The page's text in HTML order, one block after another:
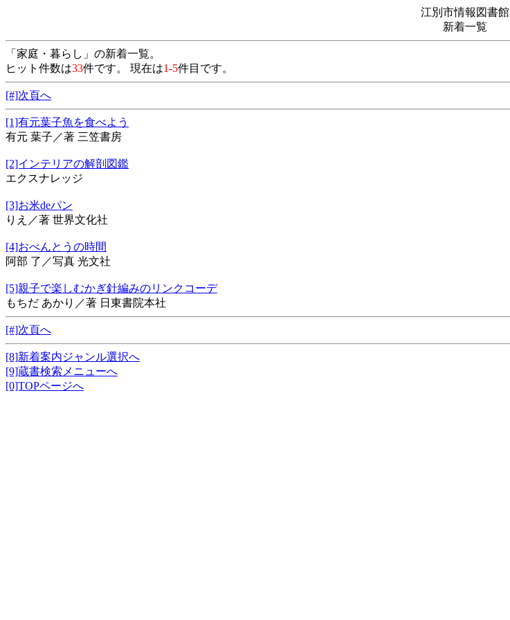
江別市情報図書館
新着一覧
「家庭・暮らし」の新着一覧。
ヒット件数は33件です。 現在は1-5件目です。
[#]次頁へ
[1]有元葉子魚を食べよう
有元 葉子／著 三笠書房
[2]インテリアの解剖図鑑
エクスナレッジ
[3]お米deパン
りえ／著 世界文化社
[4]おべんとうの時間
阿部 了／写真 光文社
[5]親子で楽しむかぎ針編みのリンクコーデ
もちだ あかり／著 日東書院本社
[#]次頁へ
[8]新着案内ジャンル選択へ
[9]蔵書検索メニューへ
[0]TOPページへ